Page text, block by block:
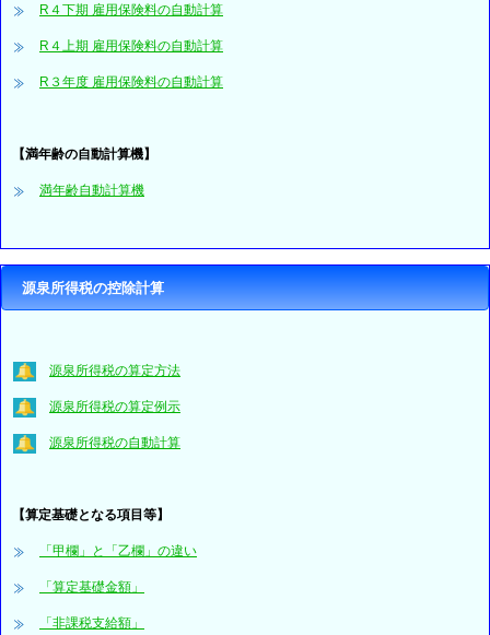
R４下期 雇用保険料の自動計算
R４上期 雇用保険料の自動計算
R３年度 雇用保険料の自動計算
【満年齢の自動計算機】
満年齢自動計算機
源泉所得税の控除計算
源泉所得税の算定方法
源泉所得税の算定例示
源泉所得税の自動計算
【算定基礎となる項目等】
「甲欄」と「乙欄」の違い
「算定基礎金額」
「非課税支給額」